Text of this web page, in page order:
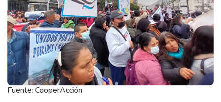
Fuente: CooperAcción